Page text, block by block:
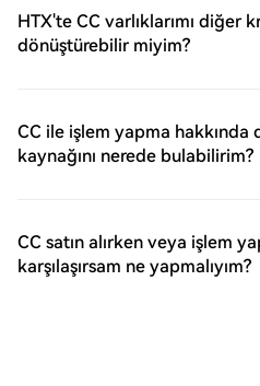
HTX'te CC varlıklarımı diğer
dönüştürebilir miyim?
CC ile işlem yapma hakkında
kaynağını nerede bulabilirim?
CC satın alırken veya işlem
karşılaşırsam ne yapmalıyım?